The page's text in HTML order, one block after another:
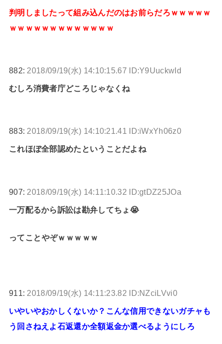
判明しましたって組み込んだのはお前らだろｗｗｗｗｗ
ｗｗｗｗｗｗｗｗｗｗｗｗｗ
882: 2018/09/19(水) 14:10:15.67 ID:Y9UuckwId
むしろ消費者庁どころじゃなくね
883: 2018/09/19(水) 14:10:21.41 ID:iWxYh06z0
これほぼ全部認めたということだよね
907: 2018/09/19(水) 14:11:10.32 ID:gtDZ25JOa
一万配るから訴訟は勘弁してちょ😭
ってことやぞｗｗｗｗｗ
911: 2018/09/19(水) 14:11:23.82 ID:NZciLVvi0
いやいやおかしくないか？こんな信用できないガチャも
う回さねえよ石返還か全額返金か選べるようにしろ